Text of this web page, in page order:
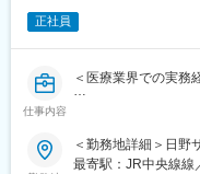
ドバックを実施します
また配属先はマルチ
務を担っており、他
談・Web説明会のア
収集の実施をするこ
正社員
仕事内容
＜医療業界での実務
Customer
られるお問い合わせ
＜勤務地詳細＞日野
最寄駅：JR中央線線